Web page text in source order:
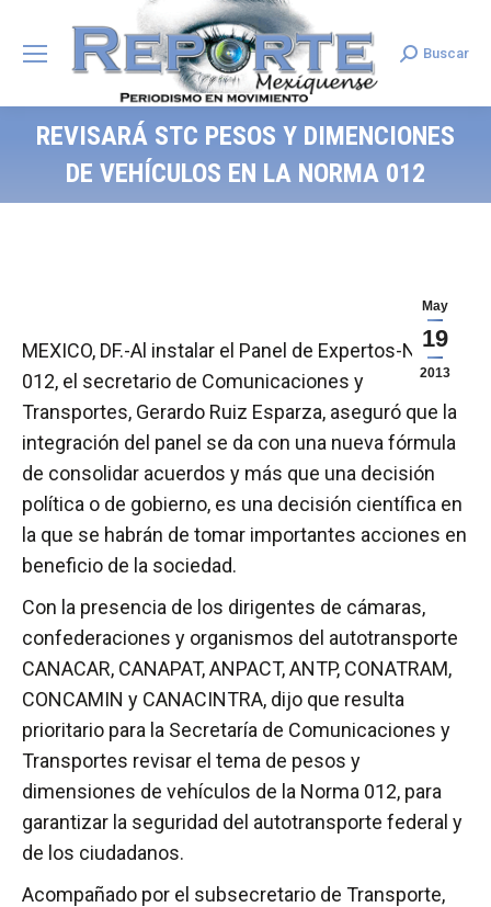
Search:
Buscar
REVISARÁ STC PESOS Y DIMENCIONES
DE VEHÍCULOS EN LA NORMA 012
May
19
2013
MEXICO, DF.-Al instalar el Panel de Expertos-NOM
012, el secretario de Comunicaciones y
Transportes, Gerardo Ruiz Esparza, aseguró que la
integración del panel se da con una nueva fórmula
de consolidar acuerdos y más que una decisión
política o de gobierno, es una decisión científica en
la que se habrán de tomar importantes acciones en
beneficio de la sociedad.
Con la presencia de los dirigentes de cámaras,
confederaciones y organismos del autotransporte
CANACAR, CANAPAT, ANPACT, ANTP, CONATRAM,
CONCAMIN y CANACINTRA, dijo que resulta
prioritario para la Secretaría de Comunicaciones y
Transportes revisar el tema de pesos y
dimensiones de vehículos de la Norma 012, para
garantizar la seguridad del autotransporte federal y
de los ciudadanos.
Acompañado por el subsecretario de Transporte,